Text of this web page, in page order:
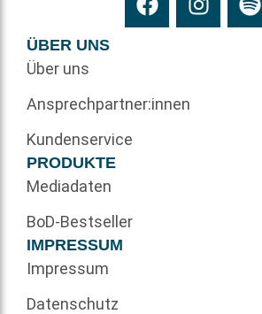
ÜBER UNS
Über uns
Ansprechpartner:innen
Kundenservice
PRODUKTE
Mediadaten
BoD-Bestseller
IMPRESSUM
Impressum
Datenschutz